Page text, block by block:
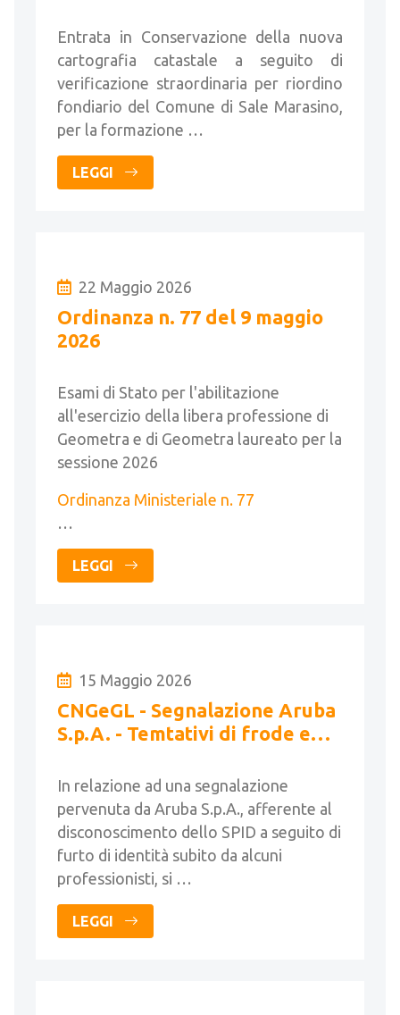
Entrata in Conservazione della nuova
cartografia catastale a seguito di
verificazione straordinaria per riordino
fondiario del Comune di Sale Marasino,
per la formazione …
LEGGI
22 Maggio 2026
Ordinanza n. 77 del 9 maggio
2026
Esami di Stato per l'abilitazione
all'esercizio della libera professione di
Geometra e di Geometra laureato per la
sessione 2026
Ordinanza Ministeriale n. 77
…
LEGGI
15 Maggio 2026
CNGeGL - Segnalazione Aruba
S.p.A. - Temtativi di frode e
In relazione ad una segnalazione
pervenuta da Aruba S.p.A., afferente al
disconoscimento dello SPID a seguito di
furto di identità subito da alcuni
professionisti, si …
LEGGI